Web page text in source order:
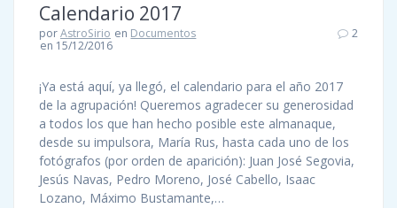
Calendario 2017
porAstroSirio en Documentos
en 15/12/2016
2
¡Ya está aquí, ya llegó, el calendario para el año 2017
de la agrupación! Queremos agradecer su generosidad
a todos los que han hecho posible este almanaque,
desde su impulsora, María Rus, hasta cada uno de los
fotógrafos (por orden de aparición): Juan José Segovia,
Jesús Navas, Pedro Moreno, José Cabello, Isaac
Lozano, Máximo Bustamante,…